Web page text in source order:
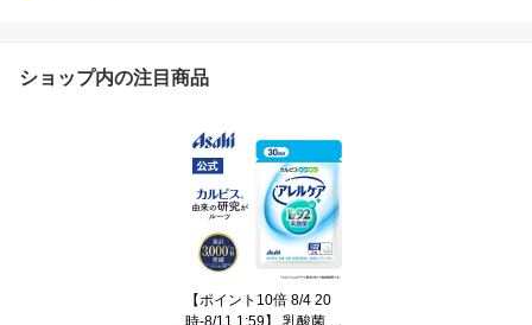
ショップ内の注目商品
【ポイント10倍 8/4 20